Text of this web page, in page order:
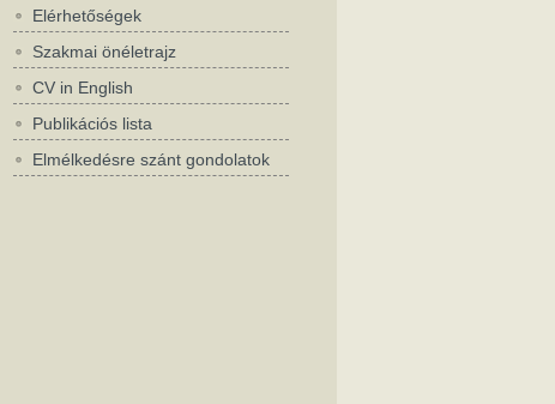
Elérhetőségek
Szakmai önéletrajz
CV in English
Publikációs lista
Elmélkedésre szánt gondolatok